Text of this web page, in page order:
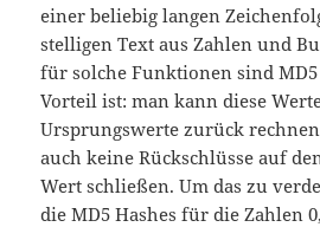
einer beliebig langen
stelligen Text aus Zahlen und
für solche Funktionen sind MD5
Vorteil ist: man kann diese
Ursprungswerte zurück
auch keine Rückschlüsse auf
Wert schließen. Um das zu
die MD5 Hashes für die Zahlen